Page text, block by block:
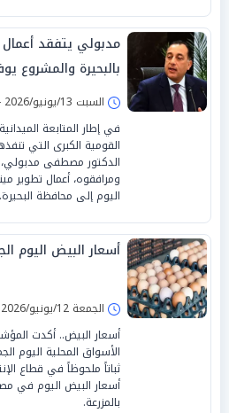
مدبولي يتفقد
بالبحيرة والمشروع يوفر 5000 فرصة
السبت 13/يونيو/2026 - 07:04 م
في إطار المتابعة
القومية الكبرى التي
الدكتور مصطفى مدبولي،
ومرافقوه، أعمال تطوير
اليوم إلى محافظة البحيرة.
أسعار البيض اليوم الجمعة 12-6-
الجمعة 12/يونيو/2026 - 10:30 ص
أسعار البيض.. أكدت
ثباتاً ملحوظاً في قطاع
بالمزرعة.